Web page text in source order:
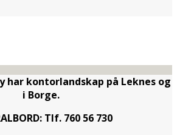
har kontorlandskap på Leknes og
i Borge.
Tlf. 760 56 730